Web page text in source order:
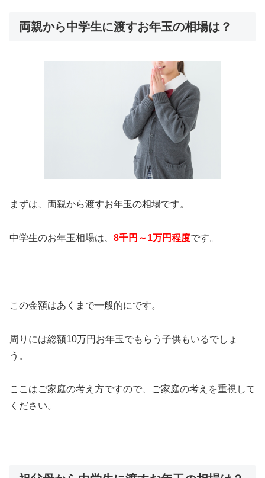
両親から中学生に渡すお年玉の相場は？
まずは、両親から渡すお年玉の相場です。
中学生のお年玉相場は、 8千円～1万円程度です。
この金額はあくまで一般的にです。
周りには総額10万円お年玉でもらう子供もいるでしょ
う。
ここはご家庭の考え方ですので、ご家庭の考えを重視して
ください。